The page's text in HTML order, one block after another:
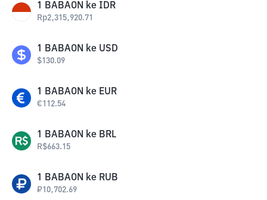
1 BABAON ke IDR
Rp2,315,920.71
1 BABAON ke USD
$130.09
1 BABAON ke EUR
€112.54
1 BABAON ke BRL
R$663.15
1 BABAON ke RUB
₽10,702.69